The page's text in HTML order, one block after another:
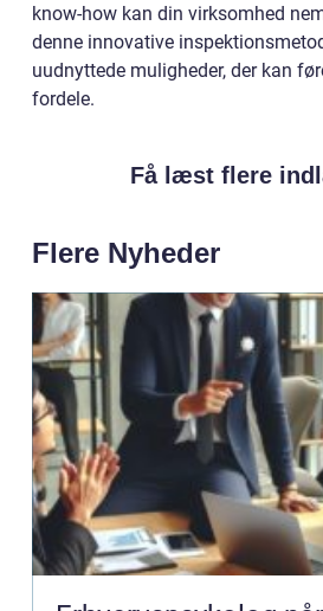
know-how kan din virksomhed
denne innovative
uudnyttede muligheder, der kan
fordele.
Få læst flere
Flere Nyheder